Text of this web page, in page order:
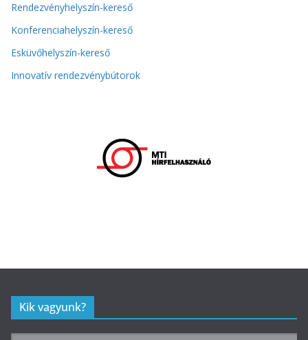
Rendezvényhelyszín-kereső
Konferenciahelyszín-kereső
Esküvőhelyszín-kereső
Innovatív rendezvénybútorok
Kik vagyunk?